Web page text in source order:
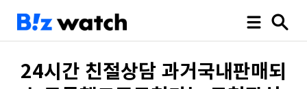
24시간 친절상담 과거국내판매되